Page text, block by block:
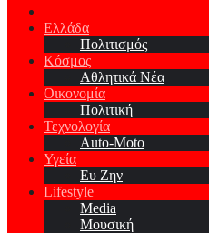
Ελλάδα
Πολιτισμός
Κόσμος
Αθλητικά Νέα
Οικονομία
Πολιτική
Τεχνολογία
Auto-Moto
Υγεία
Ευ Ζην
Lifestyle
Media
Μουσική